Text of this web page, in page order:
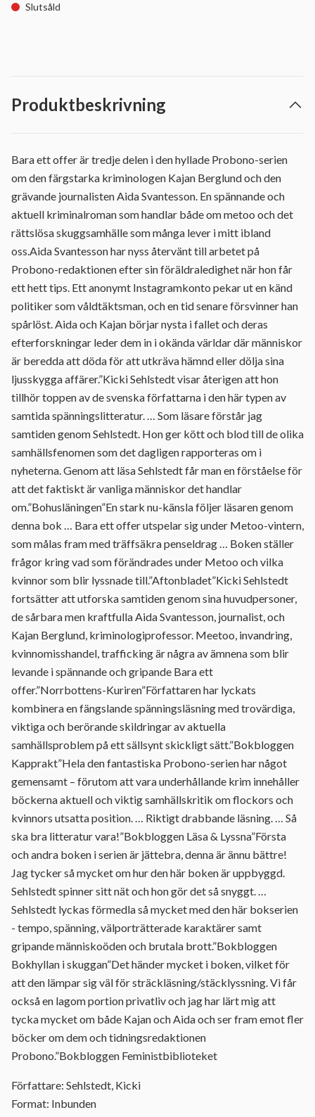
Slutsåld
Produktbeskrivning
Bara ett offer är tredje delen i den hyllade Probono-serien
om den färgstarka kriminologen Kajan Berglund och den
grävande journalisten Aida Svantesson. En spännande och
aktuell kriminalroman som handlar både om metoo och det
rättslösa skuggsamhälle som många lever i mitt ibland
oss.Aida Svantesson har nyss återvänt till arbetet på
Probono-redaktionen efter sin föräldraledighet när hon får
ett hett tips. Ett anonymt Instagramkonto pekar ut en känd
politiker som våldtäktsman, och en tid senare försvinner han
spårlöst. Aida och Kajan börjar nysta i fallet och deras
efterforskningar leder dem in i okända världar där människor
är beredda att döda för att utkräva hämnd eller dölja sina
ljusskygga affärer.”Kicki Sehlstedt visar återigen att hon
tillhör toppen av de svenska författarna i den här typen av
samtida spänningslitteratur. … Som läsare förstår jag
samtiden genom Sehlstedt. Hon ger kött och blod till de olika
samhällsfenomen som det dagligen rapporteras om i
nyheterna. Genom att läsa Sehlstedt får man en förståelse för
att det faktiskt är vanliga människor det handlar
om.”Bohusläningen”En stark nu-känsla följer läsaren genom
denna bok … Bara ett offer utspelar sig under Metoo-vintern,
som målas fram med träffsäkra penseldrag … Boken ställer
frågor kring vad som förändrades under Metoo och vilka
kvinnor som blir lyssnade till.”Aftonbladet”Kicki Sehlstedt
fortsätter att utforska samtiden genom sina huvudpersoner,
de sårbara men kraftfulla Aida Svantesson, journalist, och
Kajan Berglund, kriminologiprofessor. Meetoo, invandring,
kvinnomisshandel, trafficking är några av ämnena som blir
levande i spännande och gripande Bara ett
offer.”Norrbottens-Kuriren”Författaren har lyckats
kombinera en fängslande spänningsläsning med trovärdiga,
viktiga och berörande skildringar av aktuella
samhällsproblem på ett sällsynt skickligt sätt.”Bokbloggen
Kapprakt”Hela den fantastiska Probono-serien har något
gemensamt – förutom att vara underhållande krim innehåller
böckerna aktuell och viktig samhällskritik om flockors och
kvinnors utsatta position. … Riktigt drabbande läsning. … Så
ska bra litteratur vara!”Bokbloggen Läsa & Lyssna”Första
och andra boken i serien är jättebra, denna är ännu bättre!
Jag tycker så mycket om hur den här boken är uppbyggd.
Sehlstedt spinner sitt nät och hon gör det så snyggt. …
Sehlstedt lyckas förmedla så mycket med den här bokserien
- tempo, spänning, välporträtterade karaktärer samt
gripande människoöden och brutala brott.”Bokbloggen
Bokhyllan i skuggan”Det händer mycket i boken, vilket för
att den lämpar sig väl för sträckläsning/stäcklyssning. Vi får
också en lagom portion privatliv och jag har lärt mig att
tycka mycket om både Kajan och Aida och ser fram emot fler
böcker om dem och tidningsredaktionen
Probono.”Bokbloggen Feministbiblioteket
Författare: Sehlstedt, Kicki
Format: Inbunden